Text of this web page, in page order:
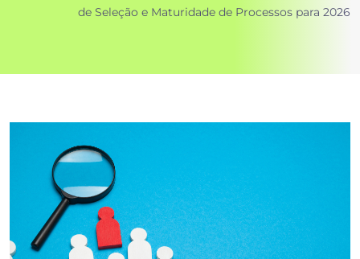
de Seleção e Maturidade de Processos para 2026